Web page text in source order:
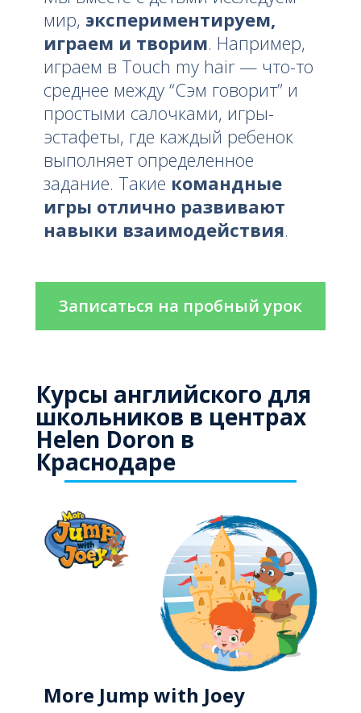
мир, экспериментируем,
играем и творим. Например,
играем в Touch my hair — что-то
среднее между “Сэм говорит” и
простыми салочками, игры-
эстафеты, где каждый ребенок
выполняет определенное
задание. Такие командные
игры отлично развивают
навыки взаимодействия.
Записаться на пробный урок
Курсы английского для
школьников в центрах
Helen Doron в
Краснодаре
More Jump with Joey